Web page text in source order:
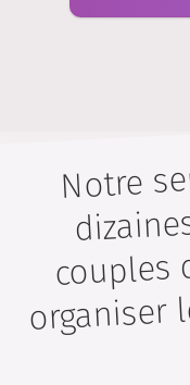
Notre
couples
organiser